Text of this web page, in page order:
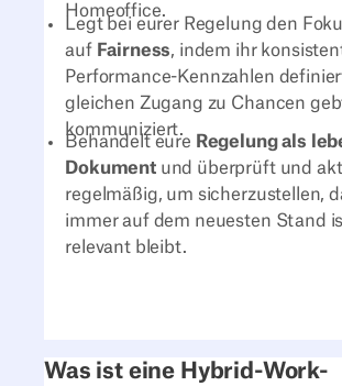
Homeoffice.
Legt bei eurer Regelung den
auf Fairness, indem ihr
Performance-Kennzahlen
gleichen Zugang zu Chancen
kommuniziert.
Behandelt eure Regelung als
Dokumentund überprüft und
regelmäßig, um sicherzustellen,
immer auf dem neuesten Stand
relevant bleibt.
Was ist eine Hybrid-Work-